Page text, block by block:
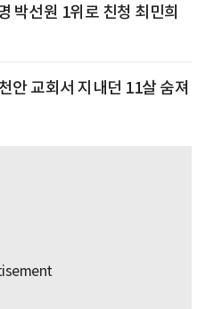
박선원 1위로 친청 최민희
안 교회서 지내던 11살 숨져